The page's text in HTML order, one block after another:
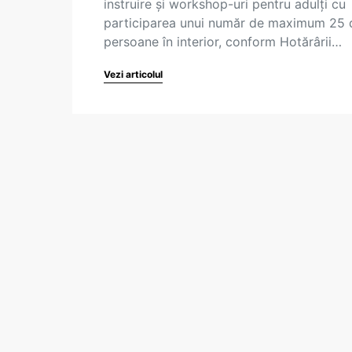
instruire și workshop-uri pentru adulți cu
participarea unui număr de maximum 25
persoane în interior, conform Hotărârii…
Vezi articolul